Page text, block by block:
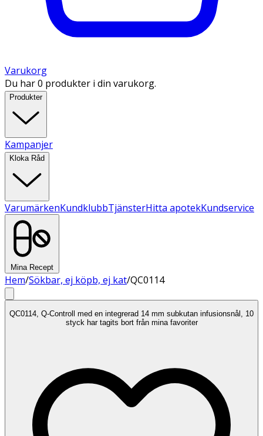
Varukorg
Du har 0 produkter i din varukorg.
Produkter
Kampanjer
Kloka Råd
VarumärkenKundklubbTjänsterHitta apotekKundservice
Mina Recept
Hem/Sökbar, ej köpb, ej kat/QC0114
QC0114, Q-Controll med en integrerad 14 mm subkutan infusionsnål, 10
styck har tagits bort från mina favoriter